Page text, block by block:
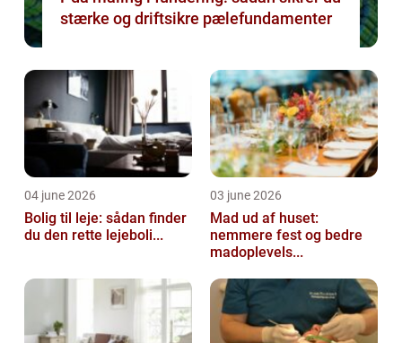
stærke og driftsikre pælefundamenter
04 june 2026
Bolig til leje: sådan finder
du den rette lejeboli...
03 june 2026
Mad ud af huset:
nemmere fest og bedre
madoplevels...